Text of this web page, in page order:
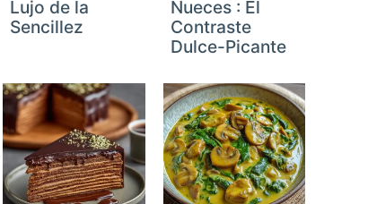
Lujo de la
Sencillez
Nueces : El
Contraste
Dulce-Picante